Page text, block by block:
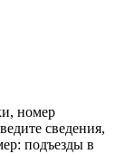
номер
сведения,
подъезды в